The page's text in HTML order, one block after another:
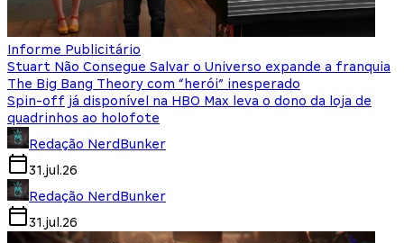
Informe Publicitário
Stuart Não Consegue Salvar o Universo expande a franquia
The Big Bang Theory com “herói” inesperado
Spin-off já disponível na HBO Max leva o dono da loja de
quadrinhos ao holofote
Redação NerdBunker
31.jul.26
Redação NerdBunker
31.jul.26